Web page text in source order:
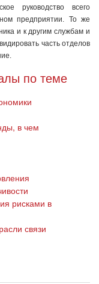
руководство всего
предприятии. То же
и к другим службам и
часть отделов
по теме
в чем
рисками в
связи